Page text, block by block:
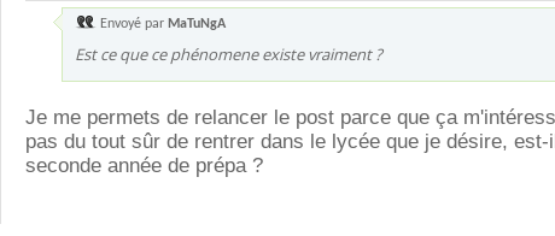
Envoyé par MaTuNgA
Est ce que ce phénomene existe vraiment ?
Je me permets de relancer le post parce que ça
pas du tout sûr de rentrer dans le lycée que je désire,
seconde année de prépa ?